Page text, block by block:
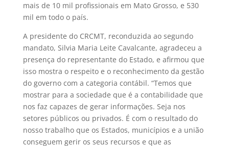
mais de 10 mil profissionais em Mato Grosso, e 530
mil em todo o país.
A presidente do CRCMT, reconduzida ao segundo
mandato, Silvia Maria Leite Cavalcante, agradeceu a
presença do representante do Estado, e afirmou que
isso mostra o respeito e o reconhecimento da gestão
do governo com a categoria contábil. “Temos que
mostrar para a sociedade que é a contabilidade que
nos faz capazes de gerar informações. Seja nos
setores públicos ou privados. É com o resultado do
nosso trabalho que os Estados, municípios e a união
conseguem gerir os seus recursos e que as